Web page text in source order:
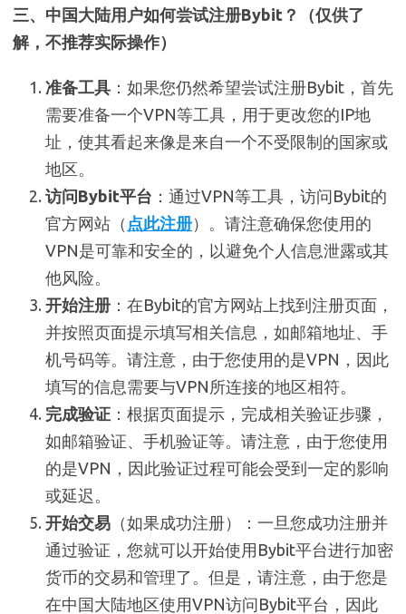
三、中国大陆用户如何尝试注册Bybit？（仅供了
解，不推荐实际操作）
准备工具 ：如果您仍然希望尝试注册Bybit，首先
需要准备一个VPN等工具，用于更改您的IP地
址，使其看起来像是来自一个不受限制的国家或
地区。
访问Bybit平台 ：通过VPN等工具，访问Bybit的
官方网站（ 点此注册）。请注意确保您使用的
VPN是可靠和安全的，以避免个人信息泄露或其
他风险。
开始注册 ：在Bybit的官方网站上找到注册页面，
并按照页面提示填写相关信息，如邮箱地址、手
机号码等。请注意，由于您使用的是VPN，因此
填写的信息需要与VPN所连接的地区相符。
完成验证 ：根据页面提示，完成相关验证步骤，
如邮箱验证、手机验证等。请注意，由于您使用
的是VPN，因此验证过程可能会受到一定的影响
或延迟。
开始交易 （如果成功注册）：一旦您成功注册并
通过验证，您就可以开始使用Bybit平台进行加密
货币的交易和管理了。但是，请注意，由于您是
在中国大陆地区使用VPN访问Bybit平台，因此